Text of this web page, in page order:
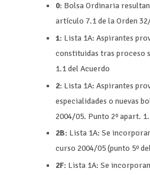
0: Bolsa Ordinaria
artículo 7.1 de la Orden
1: Lista 1A: Aspirantes
constituidas tras proceso
1.1 del Acuerdo
2: Lista 1A: Aspirantes
especialidades o nuevas
2004/05. Punto 2º apart.
2B: Lista 1A: Se
curso 2004/05 (punto 5º
2F: Lista 1A: Se